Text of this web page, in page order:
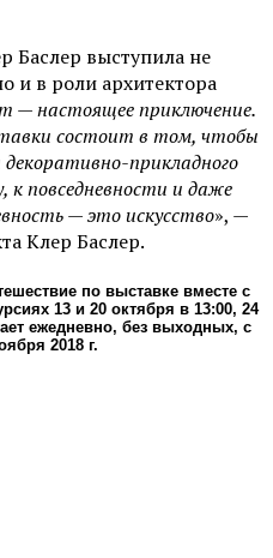
Баслер выступила не
и в роли архитектора
— настоящее приключение.
состоит в том, чтобы
прикладного
к повседневности и даже
— это искусство», —
Клер Баслер.
по выставке вместе с
13 и 20 октября в 13:00, 24
ежедневно, без выходных, с
2018 г.